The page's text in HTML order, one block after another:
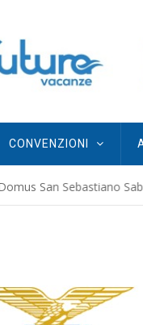
CONVENZIONI
San Sebastiano